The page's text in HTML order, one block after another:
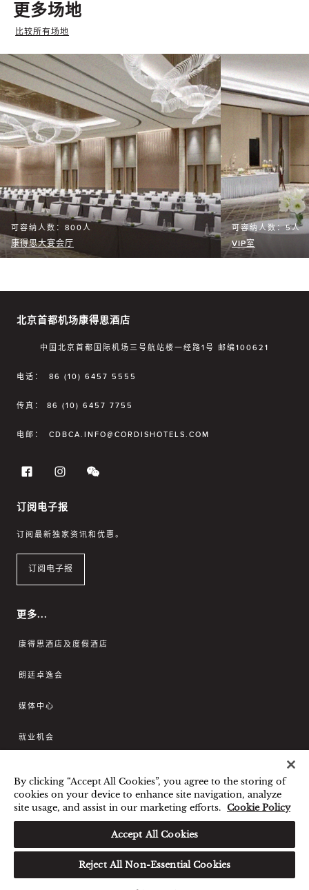
更多场地
比较所有场地
可容纳人数：800人
康得思大宴会厅
可容纳人数：5人
VIP室
北京首都机场康得思酒店
中国北京首都国际机场三号航站楼一经路1号 邮编100621
电话： 86 (10) 6457 5555
传真： 86 (10) 6457 7755
电邮： CDBCA.INFO@CORDISHOTELS.COM
订阅电子报
订阅最新独家资讯和优惠。
订阅电子报
更多...
康得思酒店及度假酒店
朗廷卓逸会
媒体中心
就业机会
最优惠房价保证 条款和细则 隐私政策
宾客及访客行为规范与相互尊重
By clicking “Accept All Cookies”, you agree to the storing of
cookies on your device to enhance site navigation, analyze
site usage, and assist in our marketing efforts. Cookie Policy
Accept All Cookies
Reject All Non-Essential Cookies